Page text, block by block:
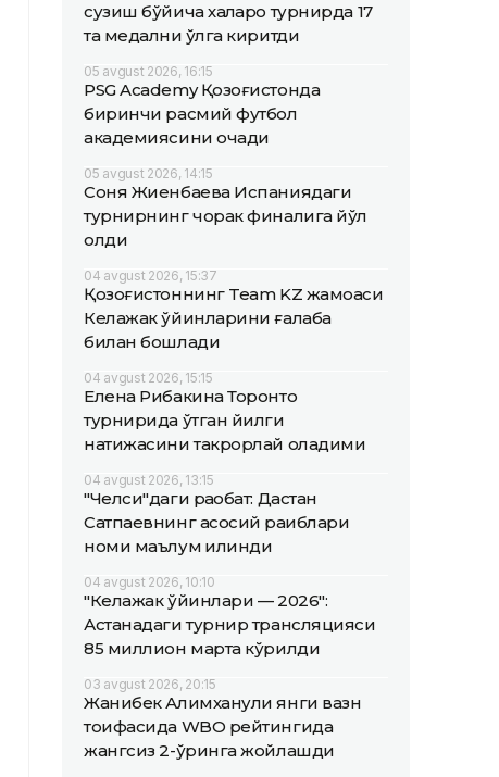
сузиш бўйича халқаро турнирда 17
та медални қўлга киритди
05 avgust 2026, 16:15
PSG Academy Қозоғистонда
биринчи расмий футбол
академиясини очади
05 avgust 2026, 14:15
Соня Жиенбаева Испаниядаги
турнирнинг чорак финалига йўл
олди
04 avgust 2026, 15:37
Қозоғистоннинг Team KZ жамоаси
Келажак ўйинларини ғалаба
билан бошлади
04 avgust 2026, 15:15
Елена Рибакина Торонто
турнирида ўтган йилги
натижасини такрорлай оладими
04 avgust 2026, 13:15
"Челси"даги рақобат: Дастан
Сатпаевнинг асосий рақиблари
номи маълум қилинди
04 avgust 2026, 10:10
"Келажак ўйинлари — 2026":
Астанадаги турнир трансляцияси
85 миллион марта кўрилди
03 avgust 2026, 20:15
Жанибек Алимханули янги вазн
тоифасида WBO рейтингида
жангсиз 2-ўринга жойлашди